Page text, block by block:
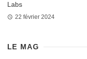
Labs
22 février 2024
LE MAG